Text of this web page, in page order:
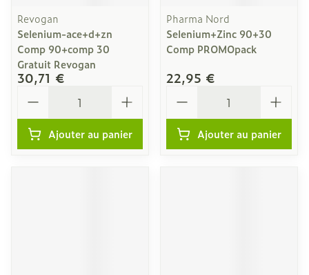
Revogan
Selenium-ace+d+zn
Comp 90+comp 30
Gratuit Revogan
30,71 €
Ajouter au panier
Pharma Nord
Selenium+Zinc 90+30
Comp PROMOpack
22,95 €
Ajouter au panier